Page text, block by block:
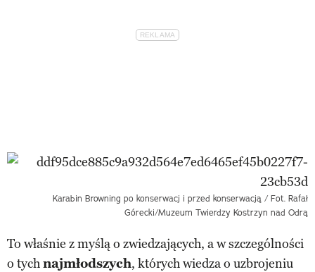
Karabin Browning po konserwacj i przed konserwacją / Fot. Rafał
Górecki/Muzeum Twierdzy Kostrzyn nad Odrą
To właśnie z myślą o zwiedzających, a w szczególności
o tychnajmłodszych, których wiedza o uzbrojeniu